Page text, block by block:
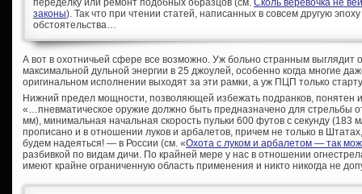
переделку или ремонт подобных образцов (см. Сколь веревочка не
законы). Так что при чтении статей, написанных в совсем другую
обстоятельства…
А вот в охотничьей сфере все возможно. Уж больно странным выглядит
максимальной дульной энергии в 25 джоулей, особенно когда многие
оригинальном исполнении выходят за эти рамки, а уж ПЦП только
Нижний предел мощности, позволяющей избежать подранков, понятен
«…пневматическое оружие должно быть предназначено для стрельбы
мм), минимальная начальная скорость пульки 600 футов с секунду (183
прописано и в отношении луков и арбалетов, причем не только в
будем надеяться! — в России (см. «Охота с луком и арбалетом — так
разбивкой по видам дичи. По крайней мере у нас в отношении
имеют крайне ограниченную область применения и никто никогда не